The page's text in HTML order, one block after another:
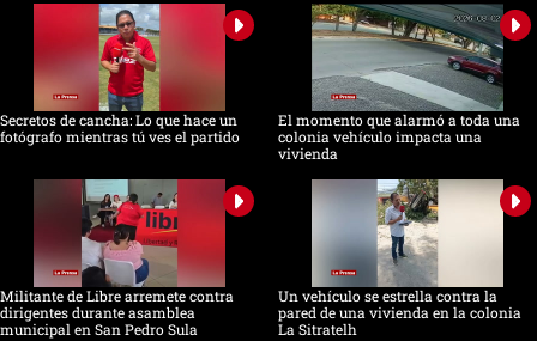
Secretos de cancha: Lo que hace un
fotógrafo mientras tú ves el partido
El momento que alarmó a toda una
colonia vehículo impacta una
vivienda
Militante de Libre arremete contra
dirigentes durante asamblea
municipal en San Pedro Sula
Un vehículo se estrella contra la
pared de una vivienda en la colonia
La Sitratelh